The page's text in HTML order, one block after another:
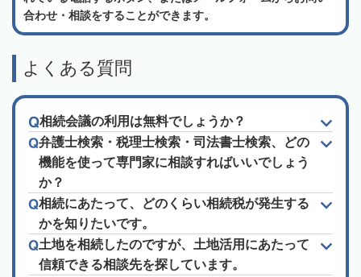
合わせ・相談をすることができます。
よくある質問
相続会議の利用は無料でしょうか？
弁護士検索・税理士検索・司法書士検索、どの
機能を使って専門家に相談すればいいでしょう
か？
相続にあたって、どのくらい相続税が発生する
かを知りたいです。
土地を相続したのですが、土地活用にあたって
信頼できる相談先を探しています。